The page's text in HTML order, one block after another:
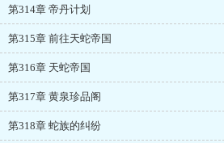
第314章 帝丹计划
第315章 前往天蛇帝国
第316章 天蛇帝国
第317章 黄泉珍品阁
第318章 蛇族的纠纷